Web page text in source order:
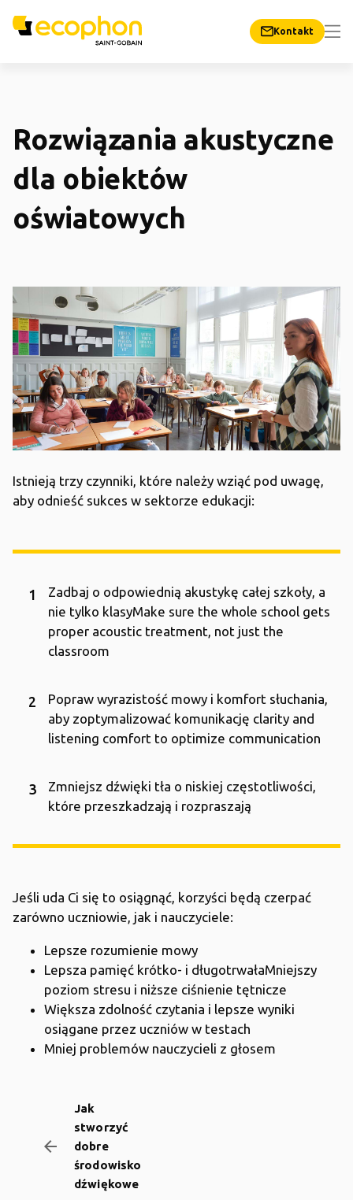
Kontakt
Rozwiązania akustyczne
dla obiektów
oświatowych
Jak
stworzyć
dobre
środowisko
dźwiękowe
arrow_backward
Istnieją trzy czynniki, które należy wziąć pod uwagę,
aby odnieść sukces w sektorze edukacji:
Zadbaj o odpowiednią akustykę całej szkoły, a
nie tylko klasyMake sure the whole school gets
proper acoustic treatment, not just the
classroom
Popraw wyrazistość mowy i komfort słuchania,
aby zoptymalizować komunikację clarity and
listening comfort to optimize communication
Zmniejsz dźwięki tła o niskiej częstotliwości,
które przeszkadzają i rozpraszają
Jeśli uda Ci się to osiągnąć, korzyści będą czerpać
zarówno uczniowie, jak i nauczyciele:
Lepsze rozumienie mowy
Lepsza pamięć krótko- i długotrwałaMniejszy
poziom stresu i niższe ciśnienie tętnicze
Większa zdolność czytania i lepsze wyniki
osiągane przez uczniów w testach
Mniej problemów nauczycieli z głosem